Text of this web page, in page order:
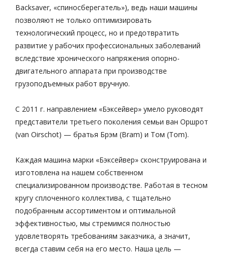
Backsaver, «спиносберегатель»), ведь наши машины
позволяют не только оптимизировать
технологический процесс, но и предотвратить
развитие у рабочих профессиональных заболеваний
вследствие хронического напряжения опорно-
двигательного аппарата при производстве
грузоподъемных работ вручную.
С 2011 г. направлением «Бэксейвер» умело руководят
представители третьего поколения семьи ван Оршрот
(van Oirschot) — братья Брэм (Bram) и Том (Tom).
Каждая машина марки «Бэксейвер» сконструирована и
изготовлена на нашем собственном
специализированном производстве. Работая в тесном
кругу сплоченного коллектива, с тщательно
подобранным ассортиментом и оптимальной
эффективностью, мы стремимся полностью
удовлетворять требованиям заказчика, а значит,
всегда ставим себя на его место. Наша цель —